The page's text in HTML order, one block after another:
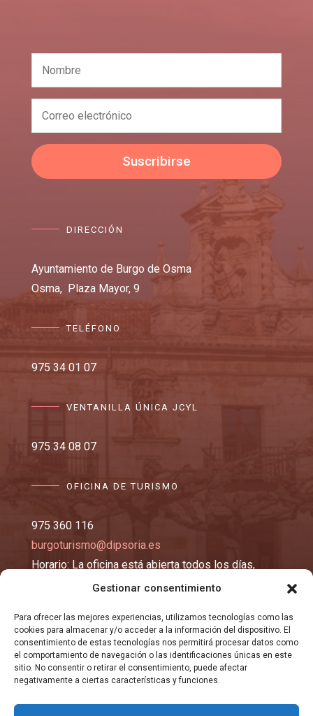
Gestionar consentimiento
Para ofrecer las mejores experiencias, utilizamos tecnologías como las
cookies para almacenar y/o acceder a la información del dispositivo. El
consentimiento de estas tecnologías nos permitirá procesar datos como
el comportamiento de navegación o las identificaciones únicas en este
sitio. No consentir o retirar el consentimiento, puede afectar
negativamente a ciertas características y funciones.
Suscribirse
DIRECCIÓN
Ayuntamiento de Burgo de Osma
Osma, Plaza Mayor, 9
TELÉFONO
975 34 01 07
VENTANILLA ÚNICA JCYL
975 34 08 07
OFICINA DE TURISMO
975 360 116
burgoturismo@dipsoria.es
Horario: La oficina está abierta todos los días,
excepto los lunes y martes, de 10:00 a 14:00 y de
EMAIL
registro@burgosma.es